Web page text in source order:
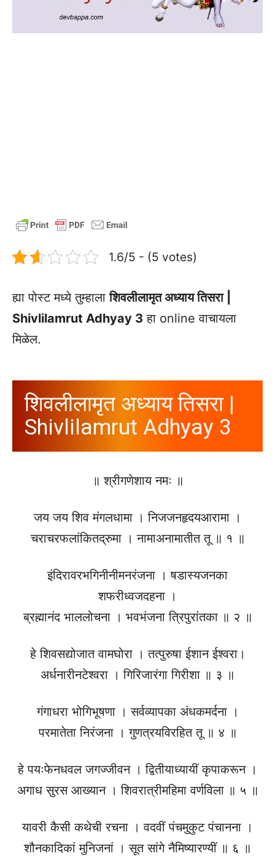
1.6/5 - (5 votes)
ह्या पोस्ट मध्ये तुम्हालाशिवलीलामृत अध्याय तिसरा |
Shivlilamrut Adhyay 3 हा online वाचायला
मिळेल.
शिवलीलामृत अध्याय तिसरा |
Shivlilamrut Adhyay 3
॥ श्रीगणेशाय नमः ॥
जय जय शिव मंगलधामा । निजजनहृदयआरामा ।
चराचरफलांकितद्रुमा । नामाअनामातीत तू ॥ १ ॥
इंदिरावरभगिनीनीमनरंजना । षडास्यजनका
शफरीध्वजदहना ।
ब्रह्मानंद भाललोचना । भवभंजना त्रिपुरांतका ॥ २ ॥
हे शिवसद्योजात वामघोरा । तत्पुरुषा ईशान ईश्वरा।
अर्धनारीनटेश्वरा । गिरिजारंगा गिरीशा ॥ ३ ॥
गंगाधरा भोगिभूषणा । सर्वव्यापका अंधकमर्दना ।
परमातेता निरंजना । गुणत्रयविरहित तू ॥ ४ ॥
हे पयःफेनधवल जगज्जीवन । द्वितीयाध्यायीं कृपाकरून ।
अगाध सुरस आख्यान । शिवरात्रीमहिमा वर्णविला ॥ ५ ॥
यावरी कैसी कथेची रचना । वदवीं पंचमुकुट पंचानना ।
शौनकादिकां मुनिजनां । सूत सांगे नैमिष्यारण्यीं ॥ ६ ॥